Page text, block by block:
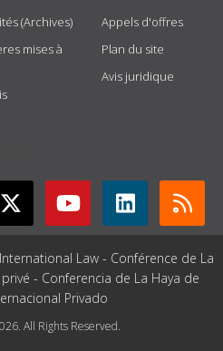
(Archives)
mises à
Appels d'offres
Plan du site
Avis juridique
Law - Conférence de La
- Conferencia de La Haya de
Privado
All Rights Reserved.